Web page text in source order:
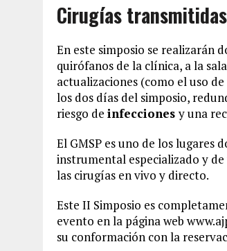
Cirugías
En este simposio se realizarán
quirófanos de la clínica, a la
actualizaciones (como el uso
los dos días del simposio,
riesgo de infeccionesy una
El GMSP es uno de los lugares
instrumental especializado y
las cirugías en vivo y directo.
Este II Simposio es
evento en la página web
su conformación con la